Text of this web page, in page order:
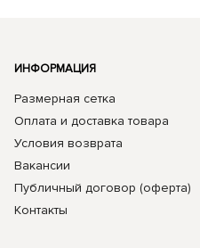
ИНФОРМАЦИЯ
Размерная сетка
Оплата и доставка товара
Условия возврата
Вакансии
Публичный договор (оферта)
Контакты